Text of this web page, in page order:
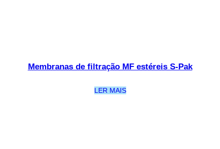
Membranas de filtração MF estéreis S-Pak
LER MAIS